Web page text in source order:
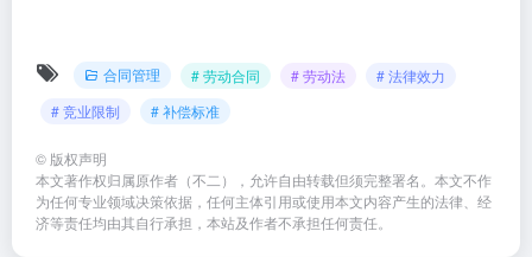
合同管理 # 劳动合同 # 劳动法
# 法律效力
# 竞业限制
# 补偿标准
© 版权声明
本文著作权归属原作者（不二），允许自由转载但须完整署名。本文不作
为任何专业领域决策依据，任何主体引用或使用本文内容产生的法律、经
济等责任均由其自行承担，本站及作者不承担任何责任。